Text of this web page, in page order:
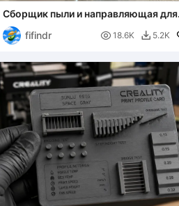
Сборщик пыли и направляющая для
дрели V3
fifindr
 18.6K  5.2K